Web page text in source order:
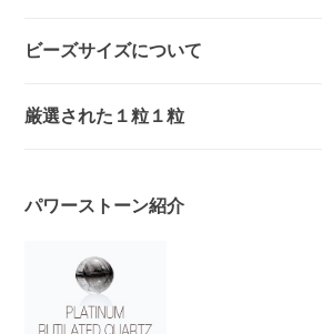
ビーズサイズについて
厳選された１粒１粒
パワーストーン紹介